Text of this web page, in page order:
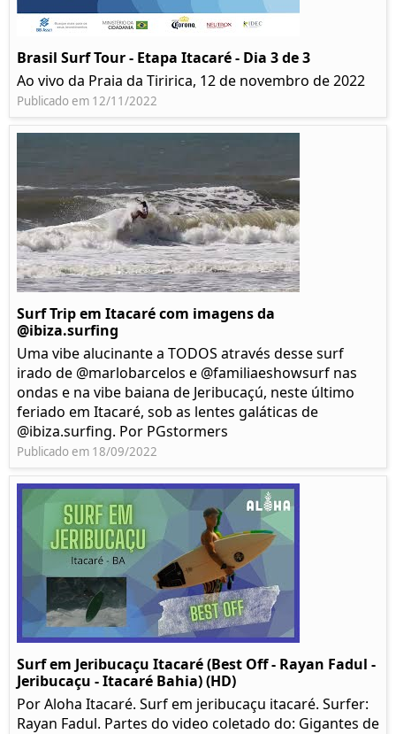
Brasil Surf Tour - Etapa Itacaré - Dia 3 de 3
Ao vivo da Praia da Tiririca, 12 de novembro de 2022
Publicado em 12/11/2022
Surf Trip em Itacaré com imagens da
@ibiza.surfing
Uma vibe alucinante a TODOS através desse surf
irado de @marlobarcelos e @familiaeshowsurf nas
ondas e na vibe baiana de Jeribucaçú, neste último
feriado em Itacaré, sob as lentes galáticas de
@ibiza.surfing. Por PGstormers
Publicado em 18/09/2022
Surf em Jeribucaçu Itacaré (Best Off - Rayan Fadul -
Jeribucaçu - Itacaré Bahia) (HD)
Por Aloha Itacaré. Surf em jeribucaçu itacaré. Surfer:
Rayan Fadul. Partes do video coletado do: Gigantes de